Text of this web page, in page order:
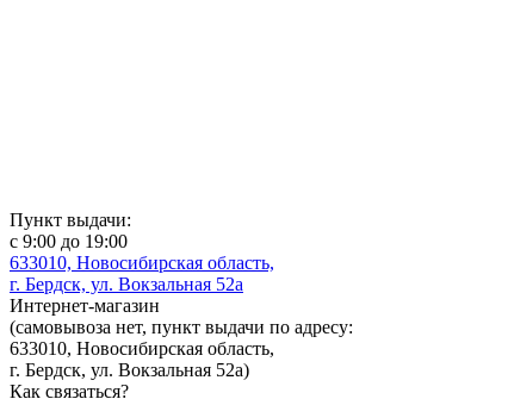
Пункт выдачи:
с 9:00 до 19:00
633010, Новосибирская область,
г. Бердск, ул. Вокзальная 52а
Интернет-магазин
(самовывоза нет, пункт выдачи по адресу:
633010, Новосибирская область,
г. Бердск, ул. Вокзальная 52а)
Как связаться?